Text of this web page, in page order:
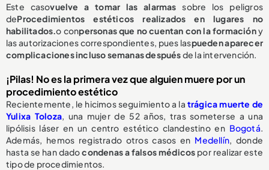
Este casovuelve a tomar las alarmas sobre los peligros
deProcedimientos estéticos realizados en lugares no
habilitados.o conpersonas que no cuentan con la formacióny
las autorizaciones correspondientes, pues laspueden aparecer
complicaciones incluso semanas despuésde la intervención.
¡Pilas! No es la primera vez que alguien muere por un
procedimiento estético
Recientemente, le hicimos seguimiento a la trágica muerte de
Yulixa Toloza, una mujer de 52 años, tras someterse a una
lipólisis láser en un centro estético clandestino en Bogotá.
Además, hemos registrado otros casos en Medellín, donde
hasta se han dadocondenas a falsos médicos por realizar este
tipo de procedimientos.